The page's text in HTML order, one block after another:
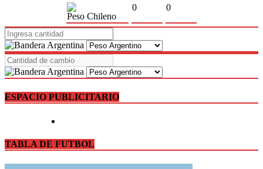
Peso Chileno
0 0
ESPACIO PUBLICITARIO
TABLA DE FUTBOL